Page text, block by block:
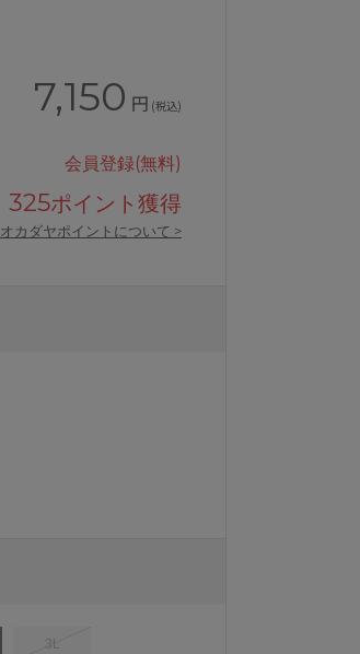
7,150 円 (税込)
会員登録(無料)
325ポイント獲得
オカダヤポイントについて >
3L